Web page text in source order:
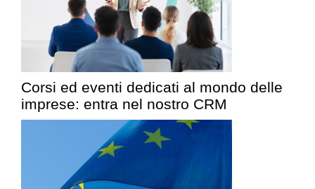
Corsi ed eventi dedicati al mondo delle
imprese: entra nel nostro CRM